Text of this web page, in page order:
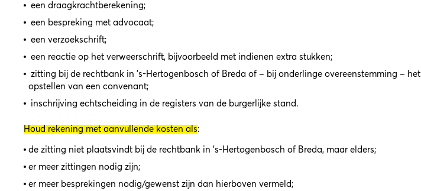
een draagkrachtberekening;
een bespreking met advocaat;
een verzoekschrift;
een reactie op het verweerschrift, bijvoorbeeld met indienen extra stukken;
zitting bij de rechtbank in ’s-Hertogenbosch of Breda of – bij onderlinge overeenstemming – het
opstellen van een convenant;
inschrijving echtscheiding in de registers van de burgerlijke stand.
Houd rekening met aanvullende kosten als:
de zitting niet plaatsvindt bij de rechtbank in ’s-Hertogenbosch of Breda, maar elders;
er meer zittingen nodig zijn;
er meer besprekingen nodig/gewenst zijn dan hierboven vermeld;